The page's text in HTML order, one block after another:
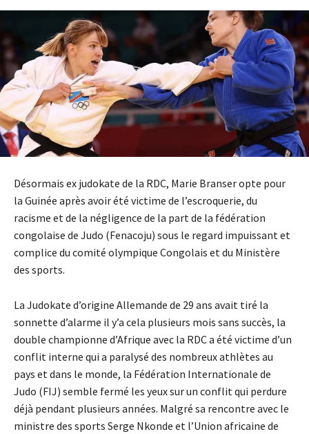
Désormais ex judokate de la RDC, Marie Branser opte pour
la Guinée après avoir été victime de l’escroquerie, du
racisme et de la négligence de la part de la fédération
congolaise de Judo (Fenacoju) sous le regard impuissant et
complice du comité olympique Congolais et du Ministère
des sports.
La Judokate d’origine Allemande de 29 ans avait tiré la
sonnette d’alarme il y’a cela plusieurs mois sans succès, la
double championne d’Afrique avec la RDC a été victime d’un
conflit interne qui a paralysé des nombreux athlètes au
pays et dans le monde, la Fédération Internationale de
Judo (FIJ) semble fermé les yeux sur un conflit qui perdure
déjà pendant plusieurs années. Malgré sa rencontre avec le
ministre des sports Serge Nkonde et l’Union africaine de